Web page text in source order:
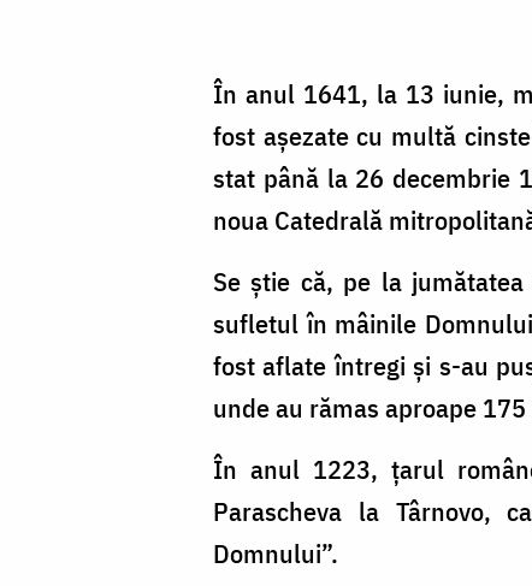
În anul 1641, la 13 iunie,
fost așezate cu multă
stat până la 26 decembrie
noua Catedrală
Se știe că, pe la
sufletul în mâinile
fost aflate întregi și s-au
unde au rămas aproape
În anul 1223, țarul
Parascheva la Târnovo,
Domnului”.